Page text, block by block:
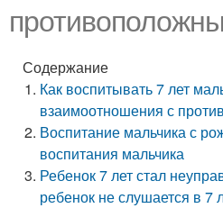
Содержание
Как воспитывать 7 лет
взаимоотношения с
Воспитание мальчика с
воспитания мальчика
Ребенок 7 лет стал
ребенок не слушается в 7